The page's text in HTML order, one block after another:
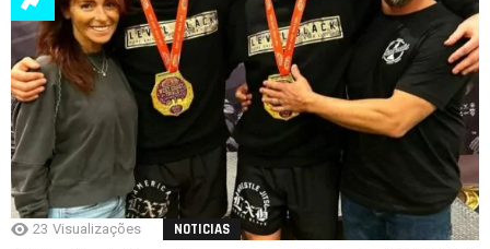
23 Visualizações NOTICIAS